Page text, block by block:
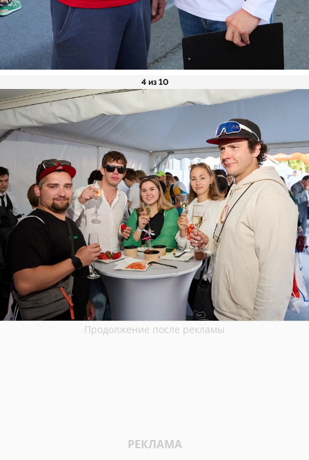
4 из 10